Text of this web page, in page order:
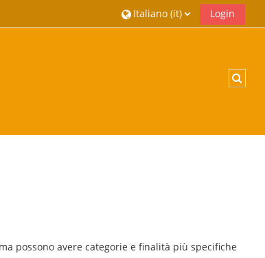
Italiano ‎(it)‎ Login
possono avere categorie e finalità più specifiche